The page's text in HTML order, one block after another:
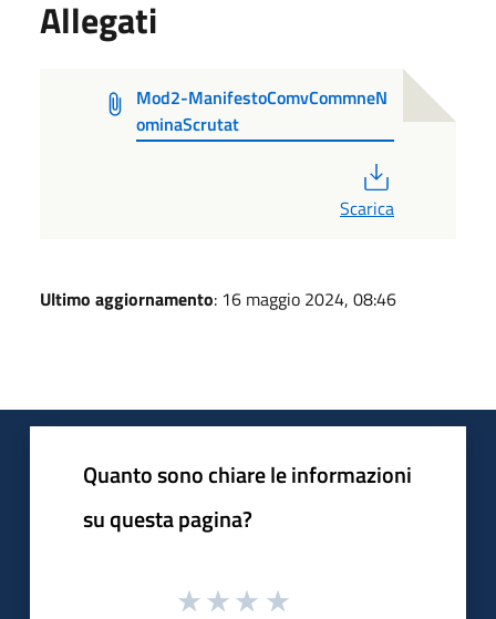
Allegati
Mod2-ManifestoComvCommneN
ominaScrutat
Scarica
Ultimo aggiornamento: 16 maggio 2024, 08:46
Quanto sono chiare le informazioni
su questa pagina?